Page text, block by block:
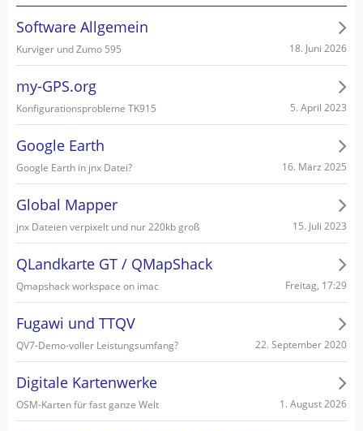
Software Allgemein
Kurviger und Zumo 595 18. Juni 2026
my-GPS.org
Konfigurationsprobleme TK915 5. April 2023
Google Earth
Google Earth in jnx Datei? 16. März 2025
Global Mapper
jnx Dateien verpixelt und nur 220kb groß 15. Juli 2023
QLandkarte GT / QMapShack
Qmapshack workspace on imac Freitag, 17:29
Fugawi und TTQV
QV7-Demo-voller Leistungsumfang? 22. September 2020
Digitale Kartenwerke
OSM-Karten für fast ganze Welt 1. August 2026